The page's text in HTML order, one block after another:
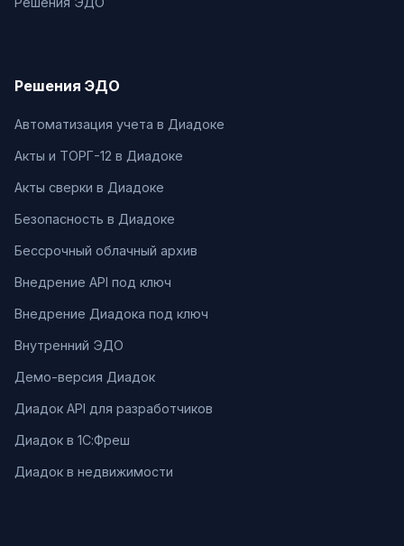
Решения ЭДО
Автоматизация учета в Диадоке
Акты и ТОРГ-12 в Диадоке
Акты сверки в Диадоке
Безопасность в Диадоке
Бессрочный облачный архив
Внедрение API под ключ
Внедрение Диадока под ключ
Внутренний ЭДО
Демо-версия Диадок
Диадок API для разработчиков
Диадок в 1С:Фреш
Диадок в недвижимости